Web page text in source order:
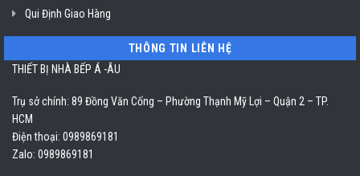
Qui Định Giao Hàng
THÔNG TIN LIÊN HỆ
THIẾT BỊ NHÀ BẾP Á -ÂU
Trụ sở chính: 89 Đồng Văn Cống – Phường Thạnh Mỹ Lợi – Quận 2 – TP.
HCM
Điện thoại: 0989869181
Zalo: 0989869181